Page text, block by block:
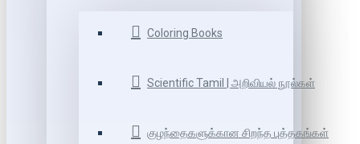
Coloring Books
Scientific Tamil | அறிவியல் நூல்கள்
குழந்தைகளுக்கான சிறந்த புத்தகங்கள்